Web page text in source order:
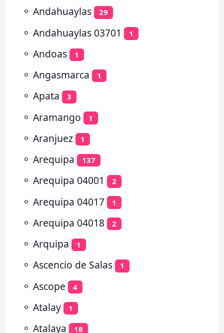
⚬ Andahuaylas 29
⚬ Andahuaylas 03701 1
⚬ Andoas 1
⚬ Angasmarca 1
⚬ Apata 3
⚬ Aramango 1
⚬ Aranjuez 1
⚬ Arequipa 137
⚬ Arequipa 04001 2
⚬ Arequipa 04017 1
⚬ Arequipa 04018 2
⚬ Arquipa 1
⚬ Ascencio de Salas 1
⚬ Ascope 4
⚬ Atalay 1
⚬ Atalaya 18